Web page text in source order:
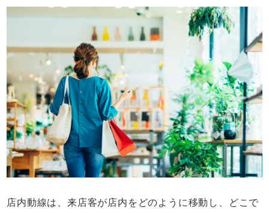
店内動線は、来店客が店内をどのように移動し、どこで